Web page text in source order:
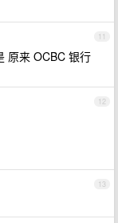
11
原来 OCBC 银行
12
13